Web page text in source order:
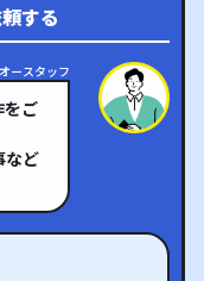
する
ースタッフ
をご
など